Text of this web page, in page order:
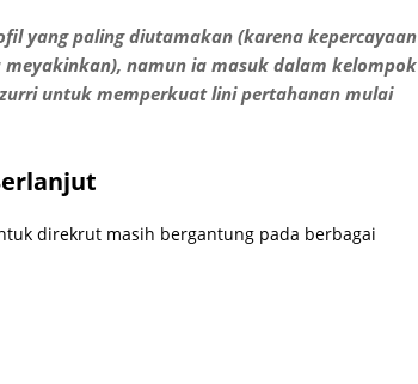
yang paling diutamakan (karena kepercayaan
namun ia masuk dalam kelompok
untuk memperkuat lini pertahanan mulai
direkrut masih bergantung pada berbagai